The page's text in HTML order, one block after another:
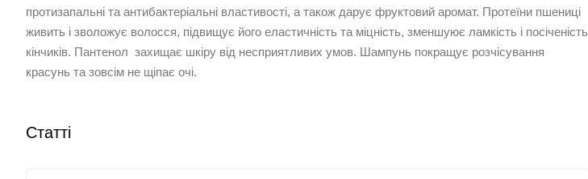
протизапальні та антибактеріальні властивості, а також дарує фруктовий аромат. Протеїни пшениці
живить і зволожує волосся, підвищує його еластичність та міцність, зменшуює ламкість і посіченість
кінчиків. Пантенол захищає шкіру від несприятливих умов. Шампунь покращує розчісування
красунь та зовсім не щіпає очі.
Статті